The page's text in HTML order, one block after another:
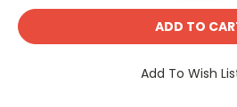
Add To Wish